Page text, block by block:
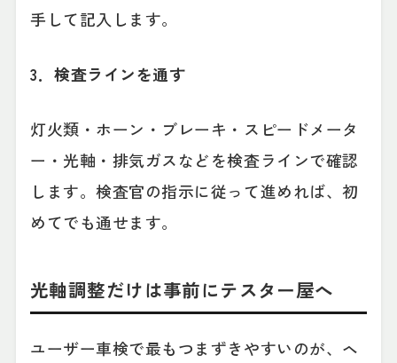
手して記入します。
3．検査ラインを通す
灯火類・ホーン・ブレーキ・スピードメータ
ー・光軸・排気ガスなどを検査ラインで確認
します。検査官の指示に従って進めれば、初
めてでも通せます。
光軸調整だけは事前にテスター屋へ
ユーザー車検で最もつまずきやすいのが、ヘ